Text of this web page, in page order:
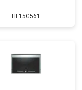
HF15G561